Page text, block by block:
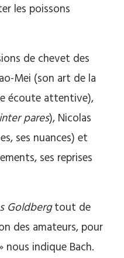
les poissons
de chevet des
Mei (son art de la
écoute attentive),
pares), Nicolas
ses nuances) et
ses reprises
Goldbergtout de
des amateurs, pour
nous indique Bach.